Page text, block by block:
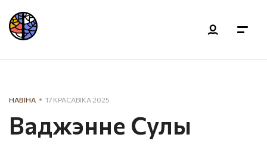
НАВІНА 17 КРАСАВІКА 2025
Ваджэнне Сулы